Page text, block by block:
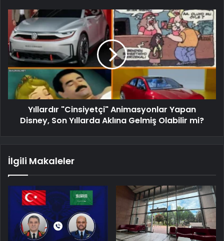
Yıllardır "Cinsiyetçi" Animasyonlar Yapan
Disney, Son Yıllarda Aklına Gelmiş Olabilir mi?
İlgili Makaleler